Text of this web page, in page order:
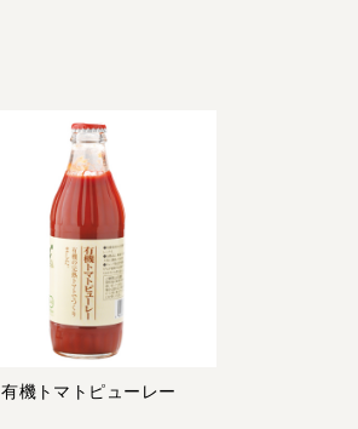
有機トマトピューレー